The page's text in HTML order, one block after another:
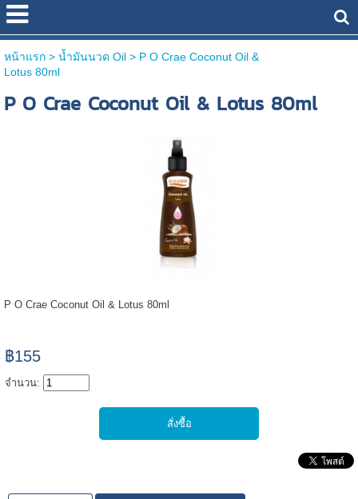
หน้าแรก> น้ำมันนวด Oil > P O Crae Coconut Oil &
Lotus 80ml
P O Crae Coconut Oil & Lotus 80ml
P O Crae Coconut Oil & Lotus 80ml
฿155
จำนวน: